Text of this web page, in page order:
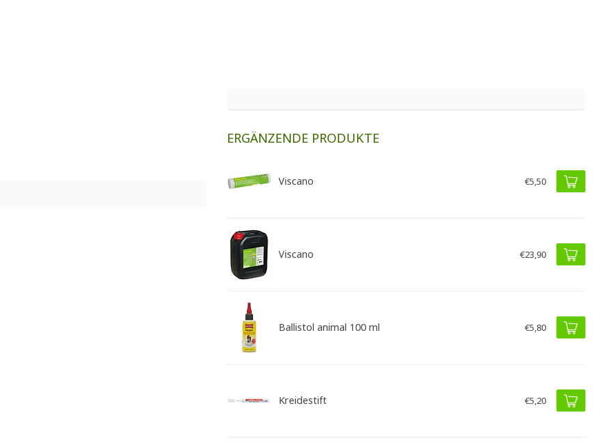
ERGÄNZENDE PRODUKTE
Viscano €5,50
Viscano €23,90
Ballistol animal 100 ml €5,80
Kreidestift €5,20